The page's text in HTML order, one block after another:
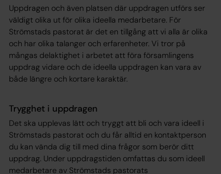
Uppdragen och även platsen där uppdragen utförs ser
väldigt olika ut för olika ideella medarbetare. För
Strömstads pastorat är det en tillgång att vi alla är olika
och har olika talanger och erfarenheter. Vi tror på
mångas delaktighet i arbetet att föra församlingens
uppdrag vidare och de ideella uppdragen kan vara av
både längre och kortare karaktär.
Trygghet i uppdragen
Det ska upplevas lätt och tryggt att bli och vara ideell i
Strömstads pastorat och du får alltid en kontaktperson
du kan vända dig till med dina frågor som berör ditt
uppdrag. Under uppdragstiden omfattas du som ideell
medarbetare av Strömstads pastorats